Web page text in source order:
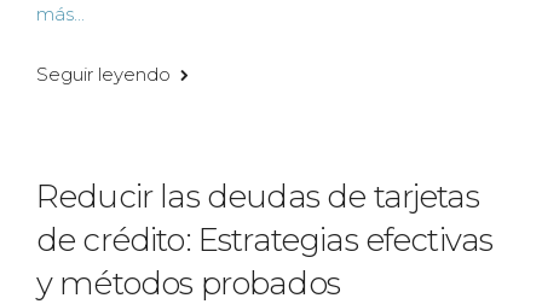
más...
Seguir leyendo
Reducir las deudas de tarjetas
de crédito: Estrategias efectivas
y métodos probados